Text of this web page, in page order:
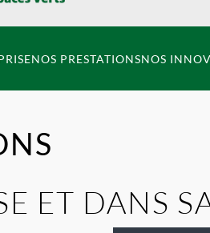
NOS PRESTATIONSNOS
ET DANS